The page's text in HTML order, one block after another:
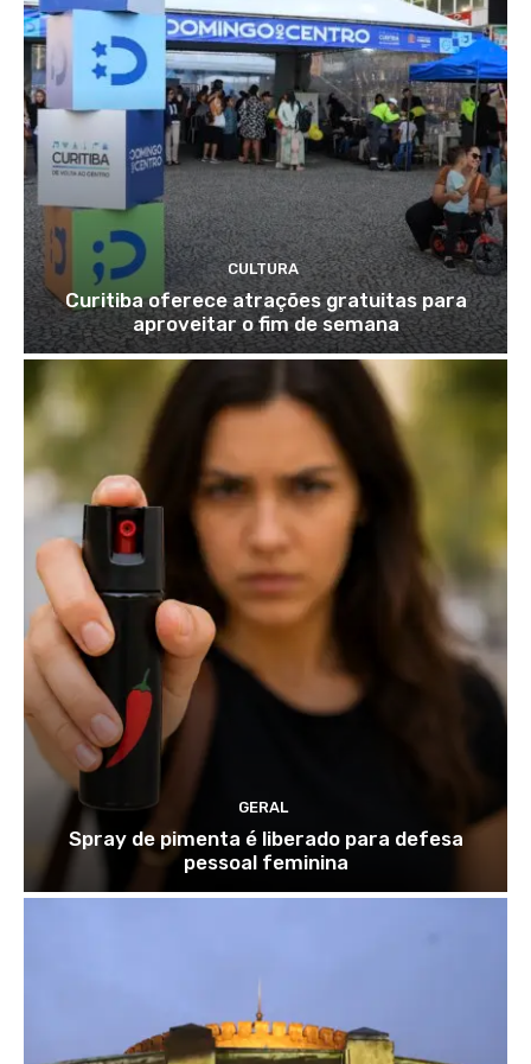
CULTURA
Curitiba oferece atrações gratuitas para
aproveitar o fim de semana
GERAL
Spray de pimenta é liberado para defesa
pessoal feminina